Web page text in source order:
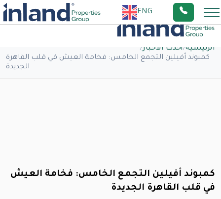
ENG
الرئيسية/أحدث الاخبار/
كمبوند أفيلين التجمع الخامس: فخامة العيش في قلب القاهرة
الجديدة
كمبوند أفيلين التجمع الخامس: فخامة العيش
في قلب القاهرة الجديدة